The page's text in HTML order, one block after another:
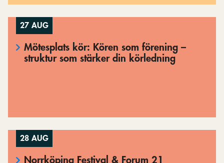
27 AUG
Mötesplats kör: Kören som förening –
struktur som stärker din körledning
28 AUG
Norrköping Festival & Forum 21